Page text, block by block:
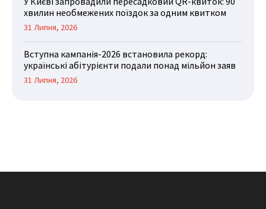
хвилин необмежених поїздок за одним квитком
31 Липня, 2026
Вступна кампанія-2026 встановила рекорд:
українські абітурієнти подали понад мільйон заяв
31 Липня, 2026